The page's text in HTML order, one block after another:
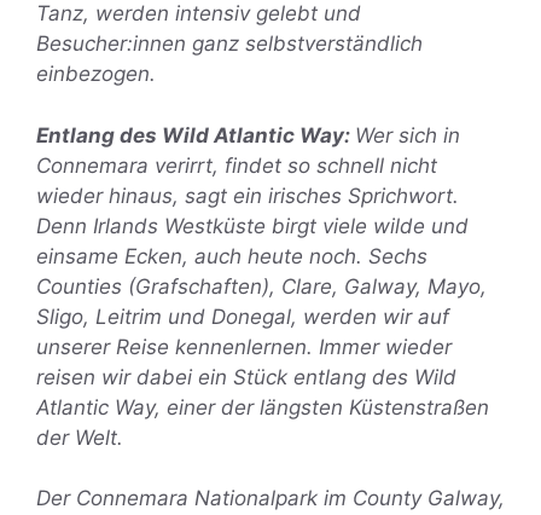
Tanz, werden intensiv gelebt und
Besucher:innen ganz selbstverständlich
einbezogen.
Entlang des Wild Atlantic Way: Wer sich in
Connemara verirrt, findet so schnell nicht
wieder hinaus, sagt ein irisches Sprichwort.
Denn Irlands Westküste birgt viele wilde und
einsame Ecken, auch heute noch. Sechs
Counties (Grafschaften), Clare, Galway, Mayo,
Sligo, Leitrim und Donegal, werden wir auf
unserer Reise kennenlernen. Immer wieder
reisen wir dabei ein Stück entlang des Wild
Atlantic Way, einer der längsten Küstenstraßen
der Welt.
Der Connemara Nationalpark im County Galway,